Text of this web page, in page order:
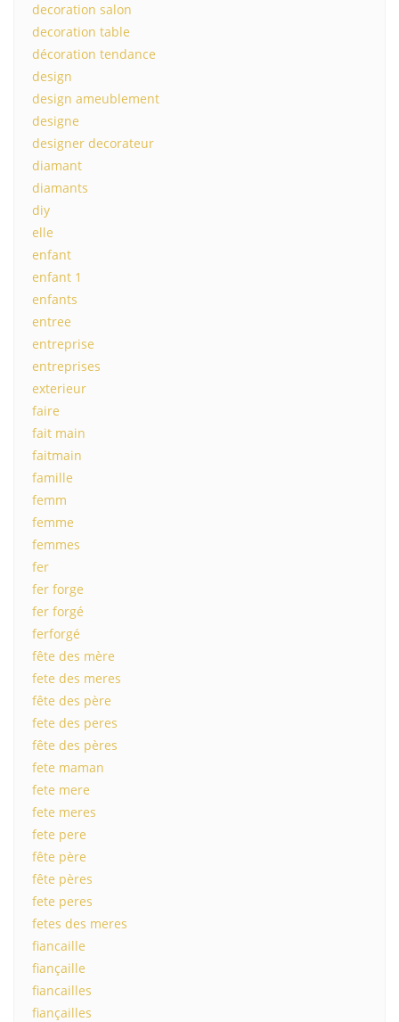
decoration salon
decoration table
décoration tendance
design
design ameublement
designe
designer decorateur
diamant
diamants
diy
elle
enfant
enfant 1
enfants
entree
entreprise
entreprises
exterieur
faire
fait main
faitmain
famille
femm
femme
femmes
fer
fer forge
fer forgé
ferforgé
fête des mère
fete des meres
fête des père
fete des peres
fête des pères
fete maman
fete mere
fete meres
fete pere
fête père
fête pères
fete peres
fetes des meres
fiancaille
fiançaille
fiancailles
fiançailles